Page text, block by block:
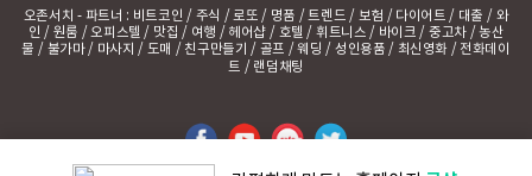
오존서치 - 파트너 : 비트코인 / 주식 / 로또 / 명품 / 트렌드 / 보험 / 다이어트 / 대출 / 와
인 / 원룸 /오피스텔 / 맛집 / 여행 / 헤어샵 / 호텔 /휘트니스 / 바이크 /중고차 /농산
물 / 불가마 / 마사지 / 도매 / 친구만들기 / 골프 /웨딩 / 성인용품 / 최신영화 / 전화데이
트 / 랜덤채팅